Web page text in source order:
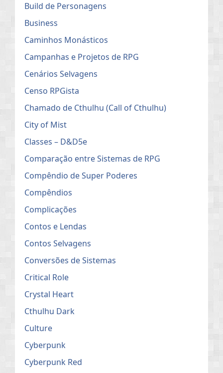
Build de Personagens
Business
Caminhos Monásticos
Campanhas e Projetos de RPG
Cenários Selvagens
Censo RPGista
Chamado de Cthulhu (Call of Cthulhu)
City of Mist
Classes – D&D5e
Comparação entre Sistemas de RPG
Compêndio de Super Poderes
Compêndios
Complicações
Contos e Lendas
Contos Selvagens
Conversões de Sistemas
Critical Role
Crystal Heart
Cthulhu Dark
Culture
Cyberpunk
Cyberpunk Red